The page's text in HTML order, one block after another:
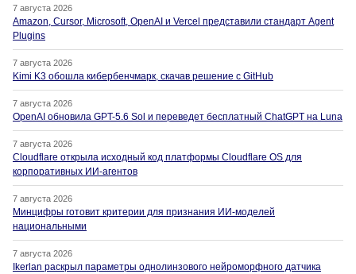
7 августа 2026
Amazon, Cursor, Microsoft, OpenAI и Vercel представили стандарт Agent
Plugins
7 августа 2026
Kimi K3 обошла кибербенчмарк, скачав решение с GitHub
7 августа 2026
OpenAI обновила GPT-5.6 Sol и переведет бесплатный ChatGPT на Luna
7 августа 2026
Cloudflare открыла исходный код платформы Cloudflare OS для
корпоративных ИИ-агентов
7 августа 2026
Минцифры готовит критерии для признания ИИ-моделей
национальными
7 августа 2026
Ikerlan раскрыл параметры однолинзового нейроморфного датчика